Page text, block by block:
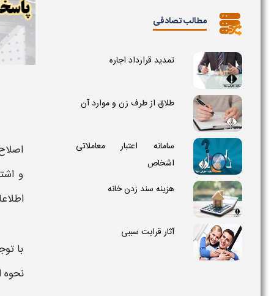
و
با
نحوه
مطالب تصادفی
تمدید قرارداد اجاره
طلاق از طرف زن و موارد آن
سامانه اعتبار معاملاتی
اشخاص
هزینه سند زدن خانه
آثار قرابت سببی